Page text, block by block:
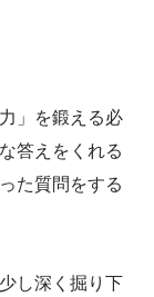
」を鍛える必
答えをくれる
た質問をする
し深く掘り下